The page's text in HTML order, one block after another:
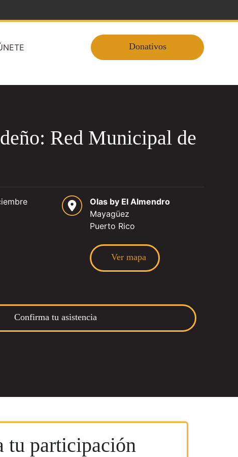
Donativos
Red Municipal de
Olas by El Almendro
Mayagüez
Puerto Rico
Ver mapa
Confirma tu asistencia
tu participación